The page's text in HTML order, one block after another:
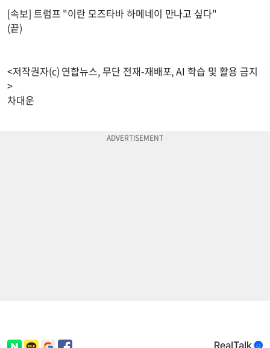
[속보] 트럼프 "이란 모즈타바 하메네이 만나고 싶다"
(끝)
<저작권자(c) 연합뉴스, 무단 전재-재배포, AI 학습 및 활용 금지
>
차대운